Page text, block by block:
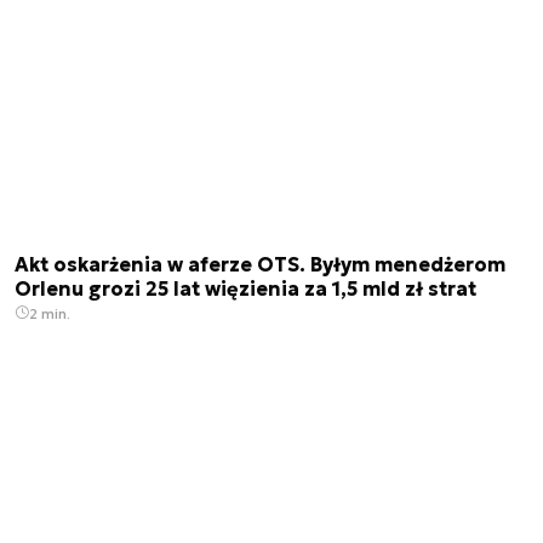
Akt oskarżenia w aferze OTS. Byłym menedżerom
Orlenu grozi 25 lat więzienia za 1,5 mld zł strat
2 min.